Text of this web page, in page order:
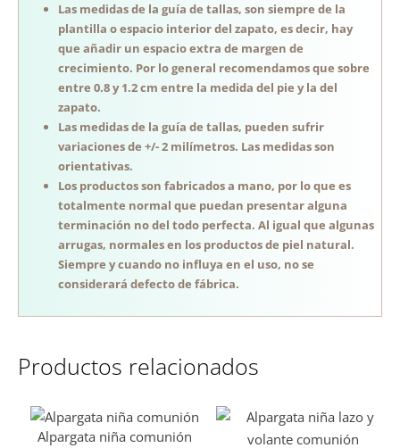
Las medidas de la guía de tallas, son siempre de la
plantilla o espacio interior del zapato, es decir, hay
que añadir un espacio extra de margen de
crecimiento. Por lo general recomendamos que sobre
entre 0.8 y 1.2 cm entre la medida del pie y la del
zapato.
Las medidas de la guía de tallas, pueden sufrir
variaciones de +/- 2 milímetros. Las medidas son
orientativas.
Los productos son fabricados a mano, por lo que es
totalmente normal que puedan presentar alguna
terminación no del todo perfecta. Al igual que algunas
arrugas, normales en los productos de piel natural.
Siempre y cuando no influya en el uso, no se
considerará defecto de fábrica.
Productos relacionados
Alpargata niña comunión